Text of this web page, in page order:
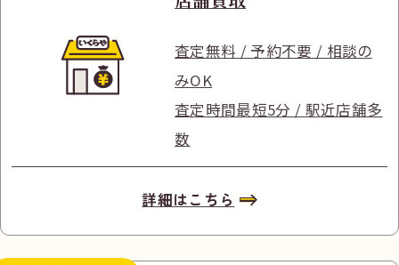
査定無料 / 予約不要 / 相談の
みOK
査定時間最短5分 / 駅近店舗多
数
詳細はこちら